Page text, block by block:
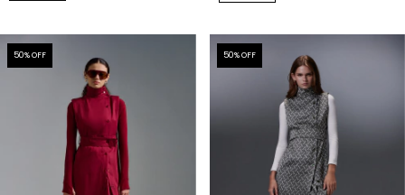
50% OFF 50% OFF